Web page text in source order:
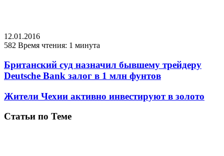
12.01.2016
582 Время чтения: 1 минута
Британский суд назначил бывшему трейдеру
Deutsche Bank залог в 1 млн фунтов
Жители Чехии активно инвестируют в золото
Статьи по Теме